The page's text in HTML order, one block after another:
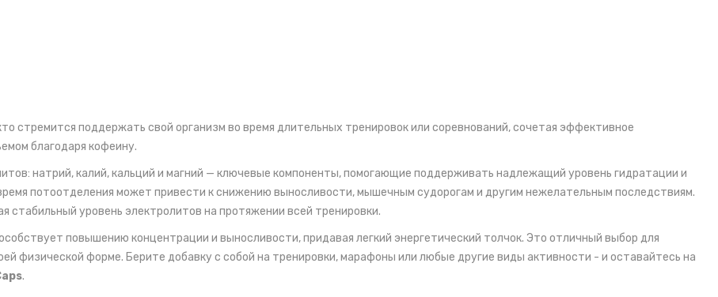
стремится поддержать свой организм во время длительных тренировок или соревнований, сочетая эффективное
благодаря кофеину.
натрий, калий, кальций и магний — ключевые компоненты, помогающие поддерживать надлежащий уровень гидратации и
потоотделения может привести к снижению выносливости, мышечным судорогам и другим нежелательным последствиям.
стабильный уровень электролитов на протяжении всей тренировки.
повышению концентрации и выносливости, придавая легкий энергетический толчок. Это отличный выбор для
физической форме. Берите добавку с собой на тренировки, марафоны или любые другие виды активности - и оставайтесь на
.